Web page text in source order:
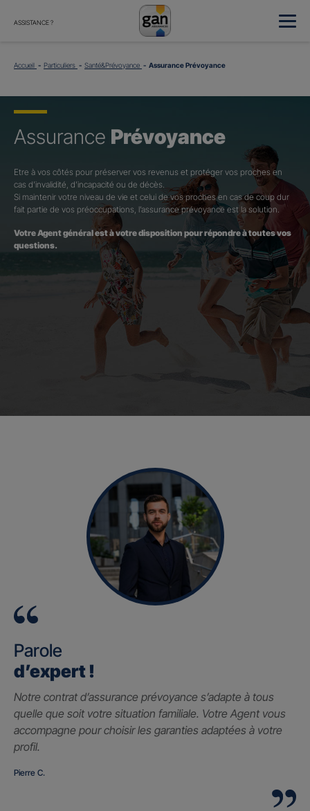
ASSISTANCE ?
Accueil Particuliers Santé&Prévoyance Assurance Prévoyance
Assurance Prévoyance
Etre à vos côtés pour préserver vos revenus et protéger vos proches en
cas d’invalidité, d’incapacité ou de décès.
Si maintenir votre niveau de vie et celui de vos proches en cas de coup dur
fait partie de vos préoccupations, l’assurance prévoyance est la solution.
Votre Agent général est à votre disposition pour répondre à toutes vos
questions.
Parole
d’expert !
Notre contrat d’assurance prévoyance s’adapte à tous
quelle que soit votre situation familiale. Votre Agent vous
accompagne pour choisir les garanties adaptées à votre
profil.
Pierre C.